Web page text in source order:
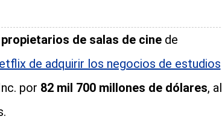
de salas de cinede
de adquirir los negocios de estudios
por 82 mil 700 millones de dólares, al